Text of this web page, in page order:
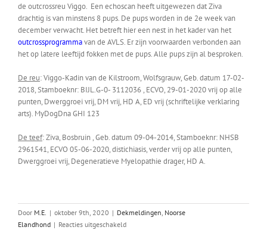
de outcrossreu Viggo. Een echoscan heeft uitgewezen dat Ziva
drachtig is van minstens 8 pups. De pups worden in de 2e week van
december verwacht. Het betreft hier een nest in het kader van het
outcrossprogrammavan de AVLS. Er zijn voorwaarden verbonden aan
het op latere leeftijd fokken met de pups. Alle pups zijn al besproken.
De reu: Viggo-Kadin van de Kilstroom, Wolfsgrauw, Geb. datum 17-02-
2018, Stamboeknr: BIJL.G-0- 3112036 , ECVO, 29-01-2020 vrij op alle
punten, Dwerggroei vrij, DM vrij, HD A, ED vrij (schriftelijke verklaring
arts). MyDogDna GHI 123
De teef: Ziva, Bosbruin , Geb. datum 09-04-2014, Stamboeknr: NHSB
2961541, ECVO 05-06-2020, distichiasis, verder vrij op alle punten,
Dwerggroei vrij, Degeneratieve Myelopathie drager, HD A.
Door M.E. | oktober 9th, 2020 | Dekmeldingen Noorse
Elandhond | Reacties uitgeschakeldvoor